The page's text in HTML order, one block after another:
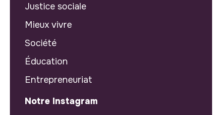
Justice sociale
Mieux vivre
Société
Éducation
Entrepreneuriat
Notre Instagram